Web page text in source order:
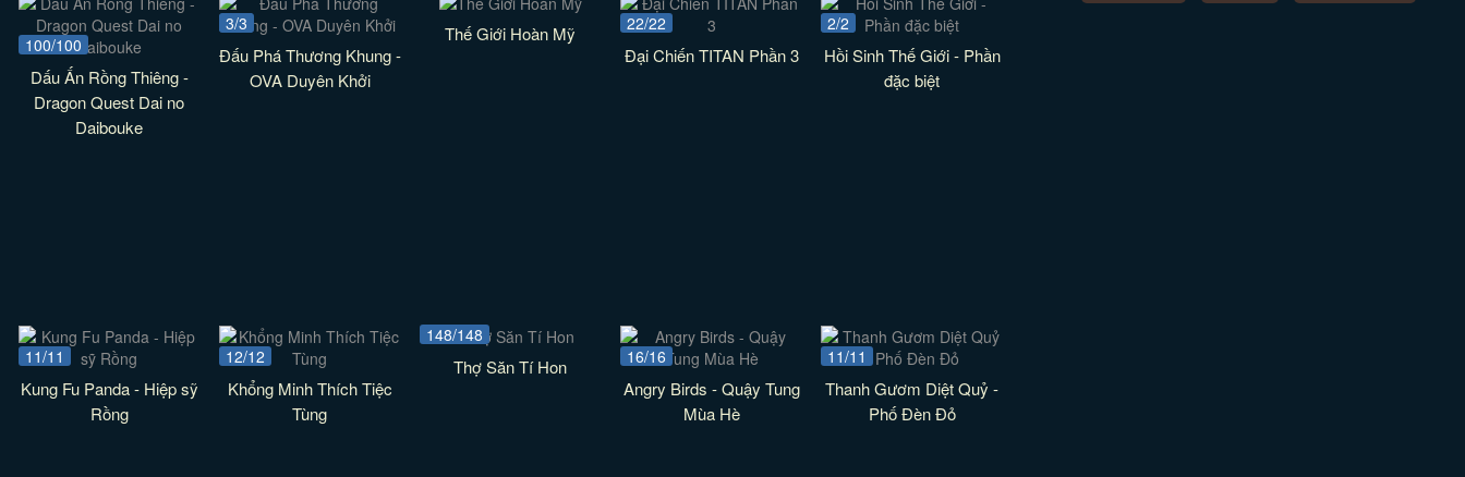
100/100
Dấu Ấn Rồng Thiêng -
Dragon Quest Dai no
Daibouke
3/3
Đấu Phá Thương Khung -
OVA Duyên Khởi
Thế Giới Hoàn Mỹ 22/22
Đại Chiến TITAN Phần 3
2/2
Hồi Sinh Thế Giới - Phần
đặc biệt
11/11
Kung Fu Panda - Hiệp sỹ
Rồng
12/12
Khổng Minh Thích Tiệc
Tùng
148/148
Thợ Săn Tí Hon 16/16
Angry Birds - Quậy Tung
Mùa Hè
11/11
Thanh Gươm Diệt Quỷ -
Phố Đèn Đỏ